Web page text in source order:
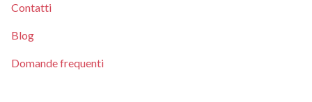
Contatti
Blog
Domande frequenti